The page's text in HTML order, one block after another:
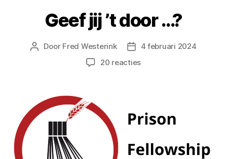
Geef jij ’t door …?
Door Fred Westerink
4 februari 2024
20 reacties